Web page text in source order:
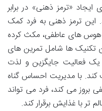
«ترمز ذهنی» در برابر
این ترمز ذهنی به فرد کمک
هوس های عاطفی، مکث کرده
تکنیک ها شامل تمرین های
فعالیت جایگزین و لذت
با مدیریت احساس گناه
می کند، فرد می تواند
تر با غذایش برقرار کند.